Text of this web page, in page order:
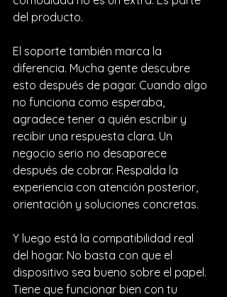
del producto.
El soporte también marca la
diferencia. Mucha gente descubre
esto después de pagar. Cuando algo
no funciona como esperaba,
agradece tener a quién escribir y
recibir una respuesta clara. Un
negocio serio no desaparece
después de cobrar. Respalda la
experiencia con atención posterior,
orientación y soluciones concretas.
Y luego está la compatibilidad real
del hogar. No basta con que el
dispositivo sea bueno sobre el papel.
Tiene que funcionar bien con tu